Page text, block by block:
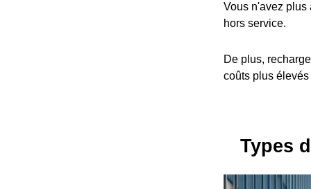
Vous n'avez plus
hors service.
De plus,
coûts plus
Types